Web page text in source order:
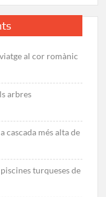
al cor romànic
arbres
cascada més alta de
turqueses de